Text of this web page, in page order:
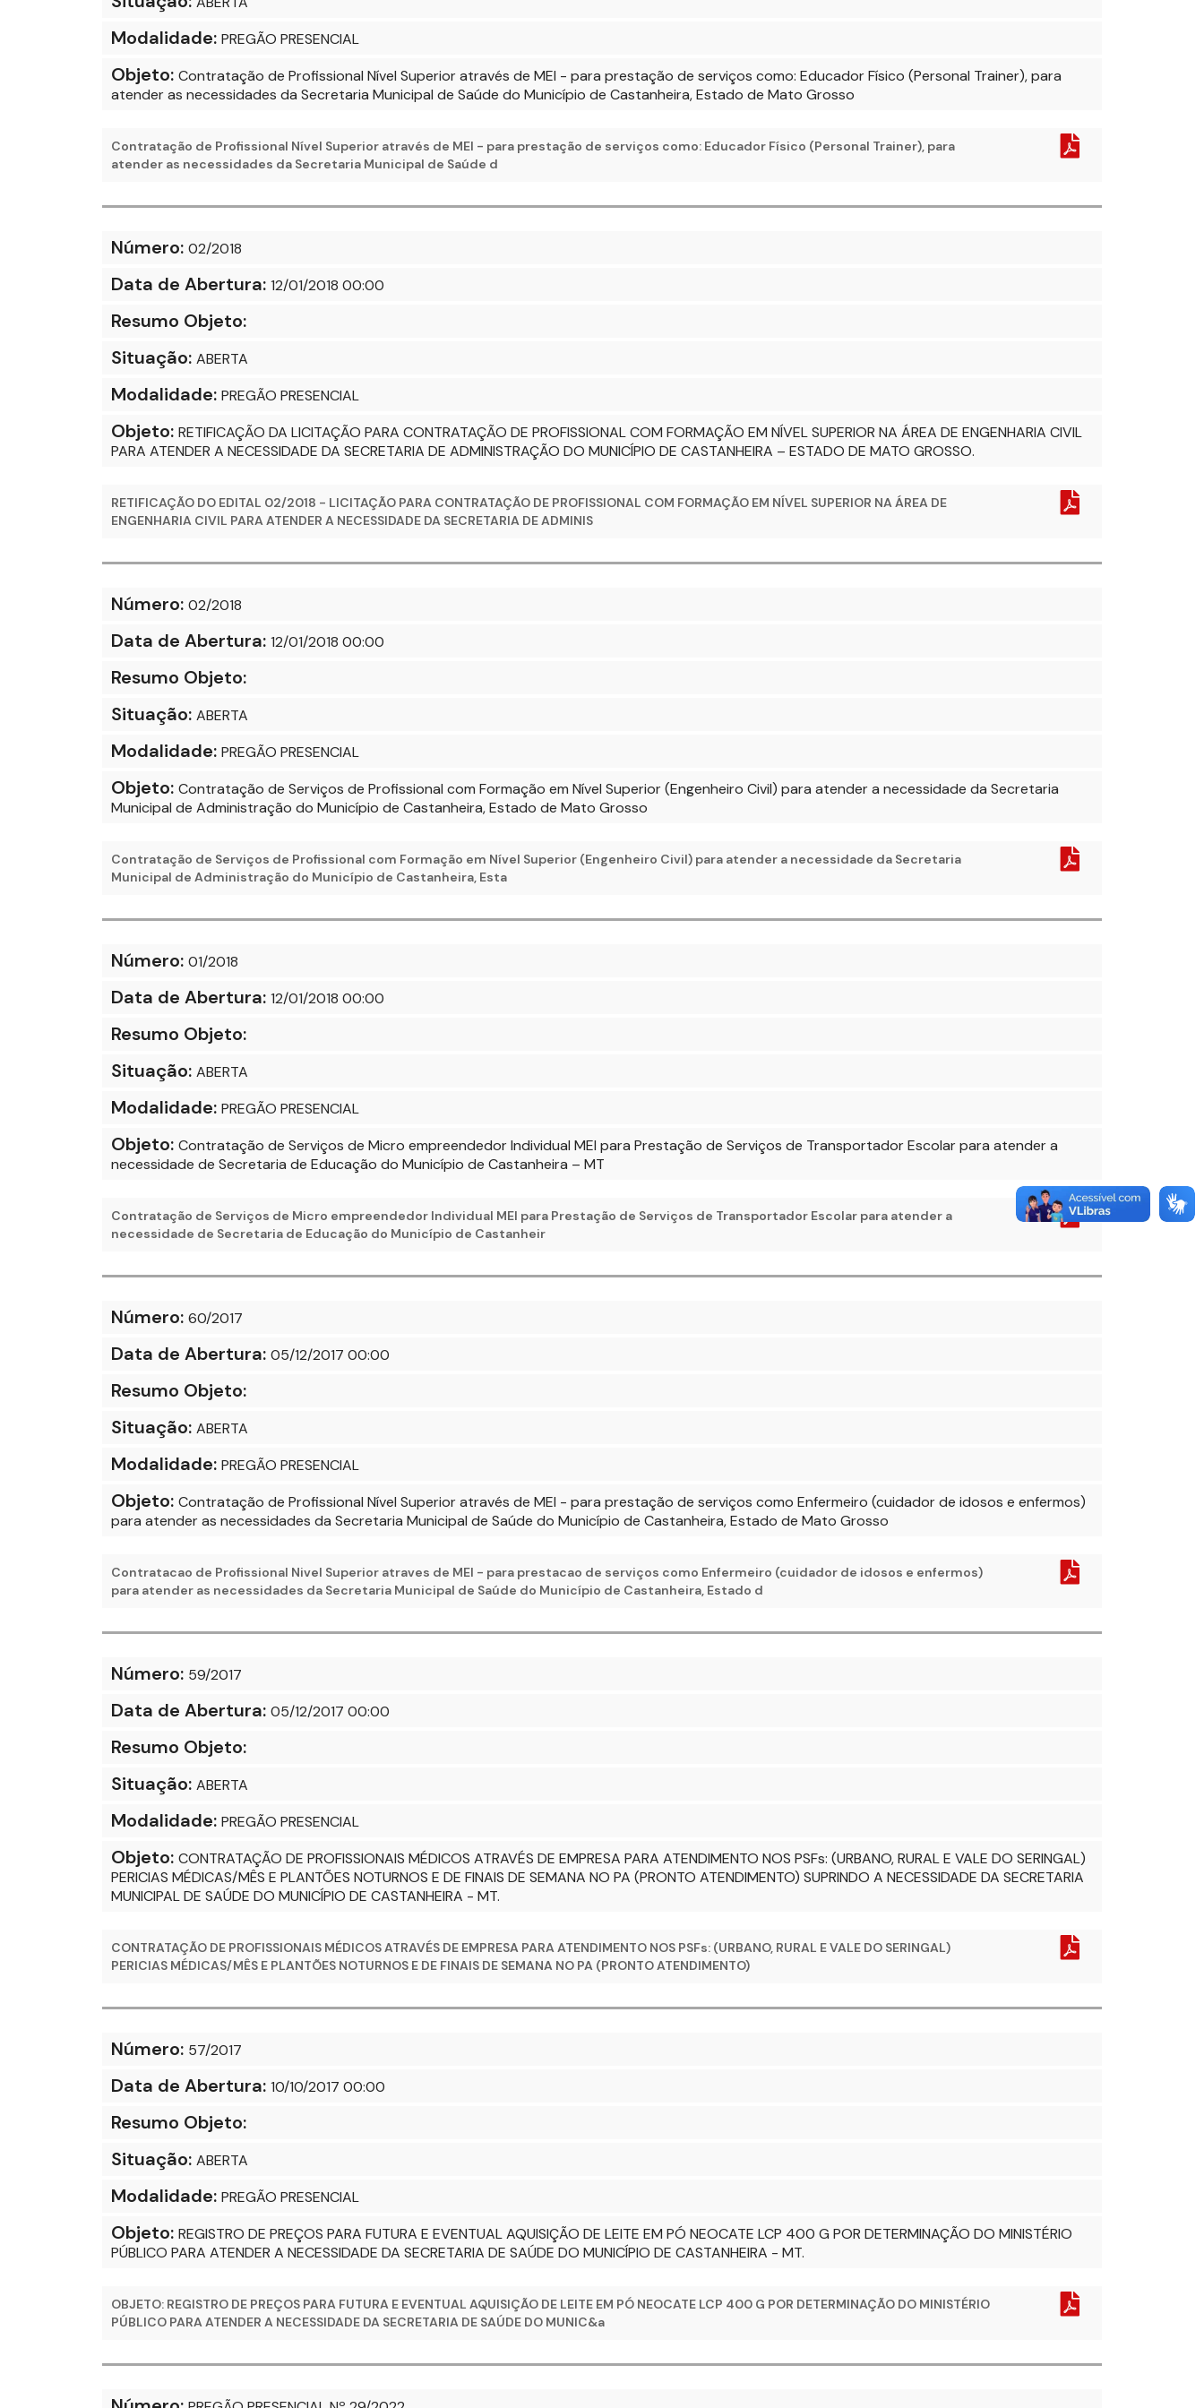
Modalidade: PREGÃO PRESENCIAL
Objeto: Contratação de Profissional Nível Superior através de MEI - para prestação de serviços como: Educador Físico (Personal Trainer), para
atender as necessidades da Secretaria Municipal de Saúde do Município de Castanheira, Estado de Mato Grosso
Contratação de Profissional Nível Superior através de MEI - para prestação de serviços como: Educador Físico (Personal Trainer), para
atender as necessidades da Secretaria Municipal de Saúde d
Número: 02/2018
Data de Abertura: 12/01/2018 00:00
Resumo Objeto:
Situação: ABERTA
Modalidade: PREGÃO PRESENCIAL
Objeto: RETIFICAÇÃO DA LICITAÇÃO PARA CONTRATAÇÃO DE PROFISSIONAL COM FORMAÇÃO EM NÍVEL SUPERIOR NA ÁREA DE ENGENHARIA CIVIL
PARA ATENDER A NECESSIDADE DA SECRETARIA DE ADMINISTRAÇÃO DO MUNICÍPIO DE CASTANHEIRA – ESTADO DE MATO GROSSO.
RETIFICAÇÃO DO EDITAL 02/2018 - LICITAÇÃO PARA CONTRATAÇÃO DE PROFISSIONAL COM FORMAÇÃO EM NÍVEL SUPERIOR NA ÁREA DE
ENGENHARIA CIVIL PARA ATENDER A NECESSIDADE DA SECRETARIA DE ADMINIS
Número: 02/2018
Data de Abertura: 12/01/2018 00:00
Resumo Objeto:
Situação: ABERTA
Modalidade: PREGÃO PRESENCIAL
Objeto: Contratação de Serviços de Profissional com Formação em Nível Superior (Engenheiro Civil) para atender a necessidade da Secretaria
Municipal de Administração do Município de Castanheira, Estado de Mato Grosso
Contratação de Serviços de Profissional com Formação em Nível Superior (Engenheiro Civil) para atender a necessidade da Secretaria
Municipal de Administração do Município de Castanheira, Esta
Número: 01/2018
Data de Abertura: 12/01/2018 00:00
Resumo Objeto:
Situação: ABERTA
Modalidade: PREGÃO PRESENCIAL
Objeto: Contratação de Serviços de Micro empreendedor Individual MEI para Prestação de Serviços de Transportador Escolar para atender a
necessidade de Secretaria de Educação do Município de Castanheira – MT
Contratação de Serviços de Micro empreendedor Individual MEI para Prestação de Serviços de Transportador Escolar para atender a
necessidade de Secretaria de Educação do Município de Castanheir
Número: 60/2017
Data de Abertura: 05/12/2017 00:00
Resumo Objeto:
Situação: ABERTA
Modalidade: PREGÃO PRESENCIAL
Objeto: Contratação de Profissional Nível Superior através de MEI - para prestação de serviços como Enfermeiro (cuidador de idosos e enfermos)
para atender as necessidades da Secretaria Municipal de Saúde do Município de Castanheira, Estado de Mato Grosso
Contratacao de Profissional Nivel Superior atraves de MEI - para prestacao de serviços como Enfermeiro (cuidador de idosos e enfermos)
para atender as necessidades da Secretaria Municipal de Saúde do Município de Castanheira, Estado d
Número: 59/2017
Data de Abertura: 05/12/2017 00:00
Resumo Objeto:
Situação: ABERTA
Modalidade: PREGÃO PRESENCIAL
Objeto: CONTRATAÇÃO DE PROFISSIONAIS MÉDICOS ATRAVÉS DE EMPRESA PARA ATENDIMENTO NOS PSFs: (URBANO, RURAL E VALE DO SERINGAL)
PERICIAS MÉDICAS/MÊS E PLANTÕES NOTURNOS E DE FINAIS DE SEMANA NO PA (PRONTO ATENDIMENTO) SUPRINDO A NECESSIDADE DA SECRETARIA
MUNICIPAL DE SAÚDE DO MUNICÍPIO DE CASTANHEIRA - MT.
CONTRATAÇÃO DE PROFISSIONAIS MÉDICOS ATRAVÉS DE EMPRESA PARA ATENDIMENTO NOS PSFs: (URBANO, RURAL E VALE DO SERINGAL)
PERICIAS MÉDICAS/MÊS E PLANTÕES NOTURNOS E DE FINAIS DE SEMANA NO PA (PRONTO ATENDIMENTO)
Número: 57/2017
Data de Abertura: 10/10/2017 00:00
Resumo Objeto:
Situação: ABERTA
Modalidade: PREGÃO PRESENCIAL
Objeto: REGISTRO DE PREÇOS PARA FUTURA E EVENTUAL AQUISIÇÃO DE LEITE EM PÓ NEOCATE LCP 400 G POR DETERMINAÇÃO DO MINISTÉRIO
PÚBLICO PARA ATENDER A NECESSIDADE DA SECRETARIA DE SAÚDE DO MUNICÍPIO DE CASTANHEIRA - MT.
OBJETO: REGISTRO DE PREÇOS PARA FUTURA E EVENTUAL AQUISIÇÃO DE LEITE EM PÓ NEOCATE LCP 400 G POR DETERMINAÇÃO DO MINISTÉRIO
PÚBLICO PARA ATENDER A NECESSIDADE DA SECRETARIA DE SAÚDE DO MUNIC&a